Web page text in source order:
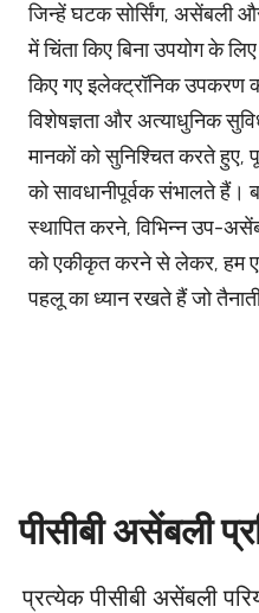
जिन्हें घटक सोर्सिंग, असेंबली
में चिंता किए बिना उपयोग के
किए गए इलेक्ट्रॉनिक उपकरण
विशेषज्ञता और अत्याधुनिक
मानकों को सुनिश्चित करते हुए,
को सावधानीपूर्वक संभालते हैं।
स्थापित करने, विभिन्न उप-
को एकीकृत करने से लेकर, हम
पहलू का ध्यान रखते हैं जो
पीसीबी असेंबली
प्रत्येक पीसीबी असेंबली